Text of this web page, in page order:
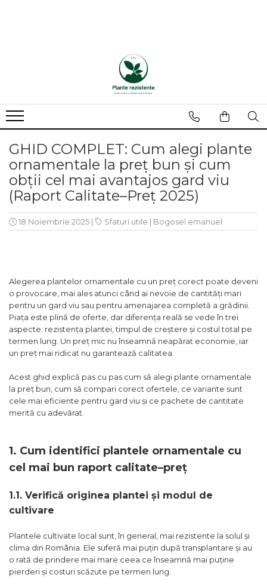
GHID COMPLET: Cum alegi plante
ornamentale la preț bun și cum
obții cel mai avantajos gard viu
(Raport Calitate–Preț 2025)
18 Noiembrie 2025 | Sfaturi utile | Bogosel emanuel
Alegerea plantelor ornamentale cu un preț corect poate deveni
o provocare, mai ales atunci când ai nevoie de cantități mari
pentru un gard viu sau pentru amenajarea completă a grădinii.
Piața este plină de oferte, dar diferența reală se vede în trei
aspecte: rezistența plantei, timpul de creștere și costul total pe
termen lung. Un preț mic nu înseamnă neapărat economie, iar
un preț mai ridicat nu garantează calitatea.
Acest ghid explică pas cu pas cum să alegi plante ornamentale
la preț bun, cum să compari corect ofertele, ce variante sunt
cele mai eficiente pentru gard viu și ce pachete de cantitate
merită cu adevărat.
1. Cum identifici plantele ornamentale cu
cel mai bun raport calitate–preț
1.1. Verifică originea plantei și modul de
cultivare
Plantele cultivate local sunt, în general, mai rezistente la solul și
clima din România. Ele suferă mai puțin după transplantare și au
o rată de prindere mai mare ceea ce înseamnă mai puține
pierderi și costuri scăzute pe termen lung.